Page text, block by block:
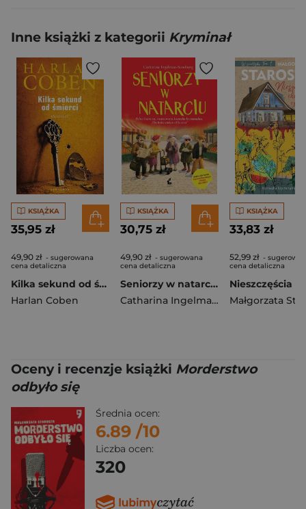
Inne książki z kategorii Kryminał
KSIĄŻKA
35,95 zł
49,90 zł - sugerowana
cena detaliczna
Kilka sekund od śmierci
Harlan Coben
KSIĄŻKA
30,75 zł
49,90 zł - sugerowana
cena detaliczna
Seniorzy w natarciu. Emerycka szajka. Tom 1 wyd. 2026
Catharina Ingelman-Sundberg
KSIĄŻKA
33,83 zł
52,99 zł -
cena detaliczna
Małgorzata
Oceny i recenzje książki Morderstwo
odbyło się
Średnia ocen:
6.89 /10
Liczba ocen:
320